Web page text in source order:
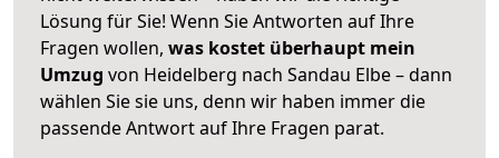
Lösung für Sie! Wenn Sie Antworten auf Ihre
Fragen wollen, was kostet überhaupt mein
Umzug von Heidelberg nach Sandau Elbe – dann
wählen Sie sie uns, denn wir haben immer die
passende Antwort auf Ihre Fragen parat.